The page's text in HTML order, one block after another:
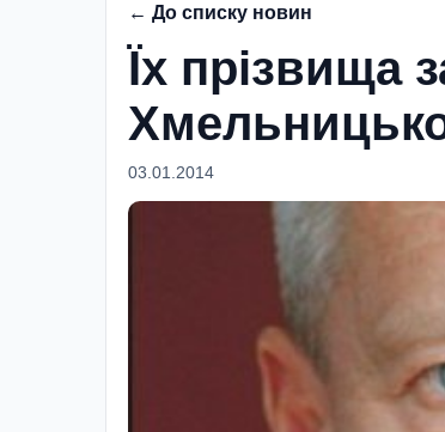
← До списку новин
Їх прізвища
03.01.2014